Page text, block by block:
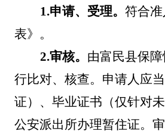
1.申请、受理。 符合
表》 。
2.审核。 由富民县保
行比对、核查。申请人应
证） 、毕业证书（仅针对
公安派出所办理暂住证。